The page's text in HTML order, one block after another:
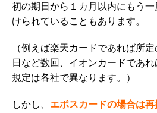
初の期日から１カ月以内にもう
けられていることもあります。
（例えば楽天カードであれば所
日など数回、イオンカードであ
規定は各社で異なります。）
しかし、 エポスカードの場合は